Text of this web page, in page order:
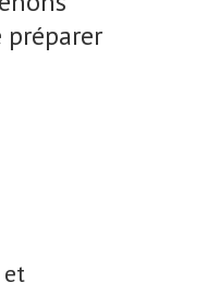
préparer
et